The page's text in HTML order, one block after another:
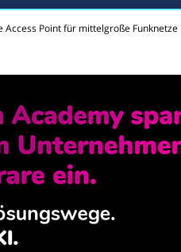
Access Point für mittelgroße Funknetze